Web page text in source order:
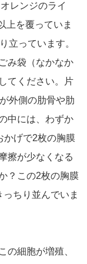
レンジのライ
上を覆っていま
立っています。
み袋（なかなか
てください。片
外側の肋骨や肋
中には、わずか
かげで2枚の胸膜
擦が少なくなる
？この2枚の胸膜
ちり並んでいま
の細胞が増殖、